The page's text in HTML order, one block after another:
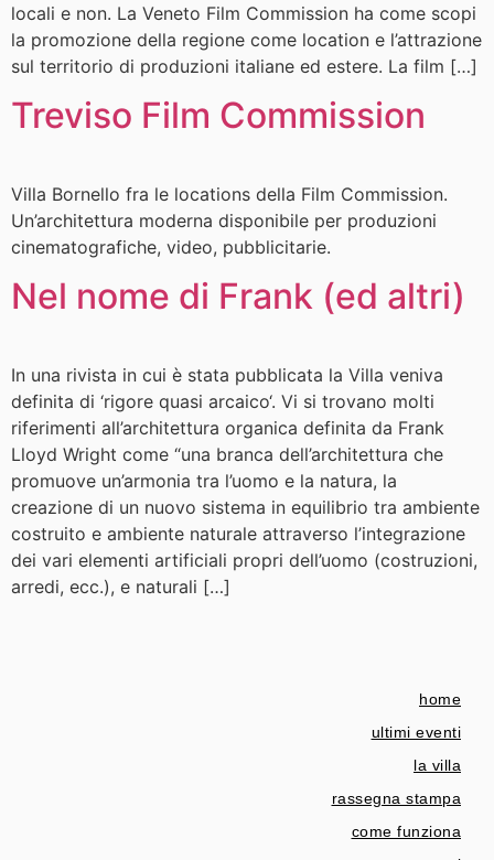
locali e non. La Veneto Film Commission ha come scopi
la promozione della regione come location e l’attrazione
sul territorio di produzioni italiane ed estere. La film […]
Treviso Film Commission
Villa Bornello fra le locations della Film Commission.
Un’architettura moderna disponibile per produzioni
cinematografiche, video, pubblicitarie.
Nel nome di Frank (ed altri)
In una rivista in cui è stata pubblicata la Villa veniva
definita di ‘rigore quasi arcaico‘. Vi si trovano molti
riferimenti all’architettura organica definita da Frank
Lloyd Wright come “una branca dell’architettura che
promuove un’armonia tra l’uomo e la natura, la
creazione di un nuovo sistema in equilibrio tra ambiente
costruito e ambiente naturale attraverso l’integrazione
dei vari elementi artificiali propri dell’uomo (costruzioni,
arredi, ecc.), e naturali […]
home
ultimi eventi
la villa
rassegna stampa
come funziona